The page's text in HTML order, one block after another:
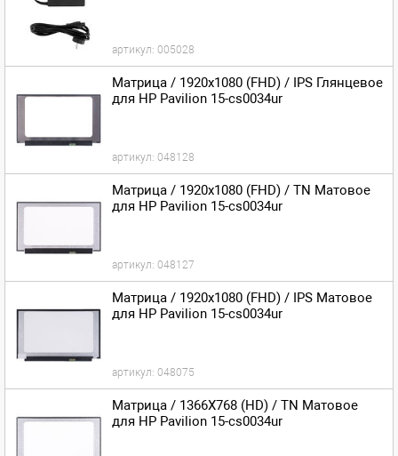
артикул: 005028
Матрица / 1920x1080 (FHD) / IPS Глянцевое
для HP Pavilion 15-cs0034ur
артикул: 048128
Матрица / 1920x1080 (FHD) / TN Матовое
для HP Pavilion 15-cs0034ur
артикул: 048127
Матрица / 1920x1080 (FHD) / IPS Матовое
для HP Pavilion 15-cs0034ur
артикул: 048075
Матрица / 1366X768 (HD) / TN Матовое
для HP Pavilion 15-cs0034ur